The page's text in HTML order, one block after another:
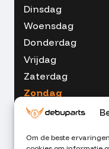
Om de beste
Dinsdag
Woensdag
Donderdag
Vrijdag
Zaterdag
Zondag